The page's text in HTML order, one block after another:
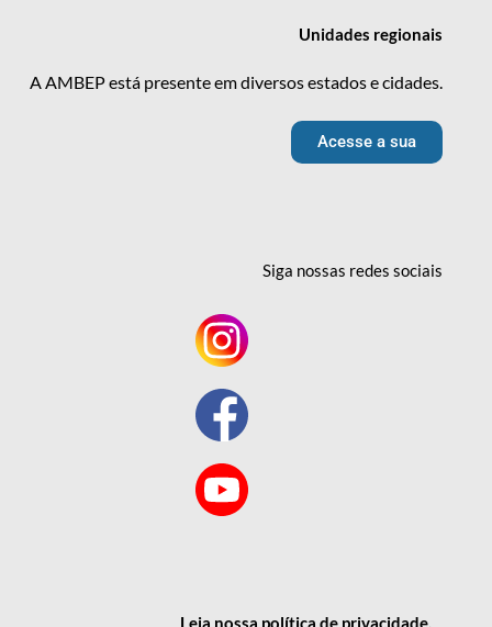
Unidades regionais
A AMBEP está presente em diversos estados e cidades.
Acesse a sua
Siga nossas redessociais
Leia nossa política de privacidade